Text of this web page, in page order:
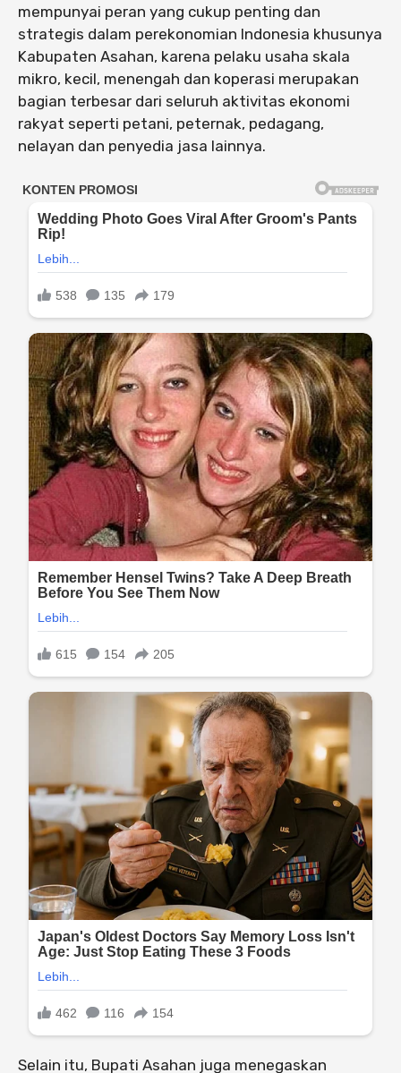
mempunyai peran yang cukup penting dan
strategis dalam perekonomian Indonesia khusunya
Kabupaten Asahan, karena pelaku usaha skala
mikro, kecil, menengah dan koperasi merupakan
bagian terbesar dari seluruh aktivitas ekonomi
rakyat seperti petani, peternak, pedagang,
nelayan dan penyedia jasa lainnya.
Selain itu, Bupati Asahan juga menegaskan